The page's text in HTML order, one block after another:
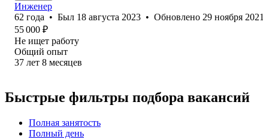
Инженер
62 года • Был 18 августа 2023 • Обновлено 29 ноября 2021
55 000 ₽
Не ищет работу
Общий опыт
37 лет 8 месяцев
Быстрые фильтры подбора вакансий
Полная занятость
Полный день